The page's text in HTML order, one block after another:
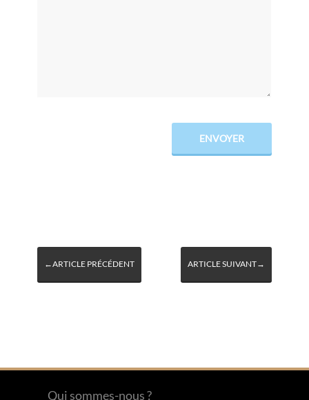
←ARTICLE PRÉCÉDENT ARTICLE SUIVANT→
Qui sommes-nous ?